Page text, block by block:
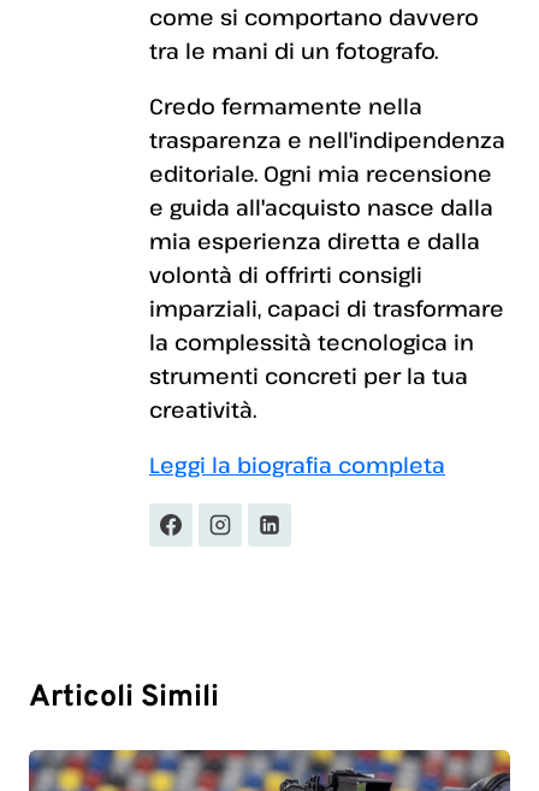
come si comportano davvero
tra le mani di un fotografo.
Credo fermamente nella
trasparenza e nell'indipendenza
editoriale. Ogni mia recensione
e guida all'acquisto nasce dalla
mia esperienza diretta e dalla
volontà di offrirti consigli
imparziali, capaci di trasformare
la complessità tecnologica in
strumenti concreti per la tua
creatività.
Leggi la biografia completa
Articoli Simili